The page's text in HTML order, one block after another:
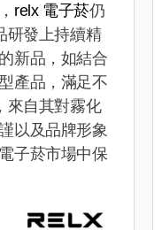
relx 電子菸仍
研發上持續精
新品，如結合
產品，滿足不
來自其對霧化
以及品牌形象
子菸市場中保